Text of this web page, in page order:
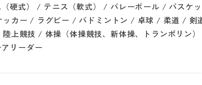
（硬式） / テニス（軟式） / バレーボール / バスケ
ッカー / ラグビー / バドミントン / 卓球 / 柔道 / 剣
上競技 / 体操（体操競技、新体操、トランポリン
リーダー